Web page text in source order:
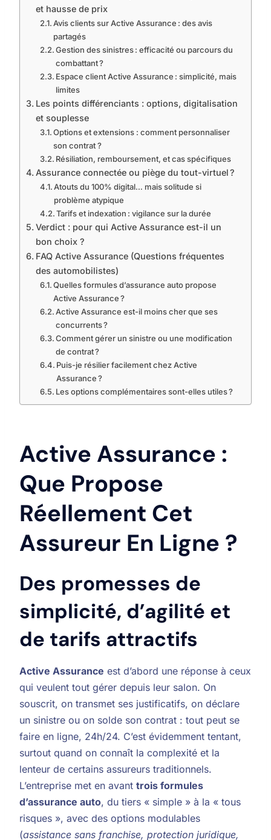
et hausse de prix
Avis clients sur Active Assurance : des avis
partagés
Gestion des sinistres : efficacité ou parcours du
combattant ?
Espace client Active Assurance : simplicité, mais
limites
Les points différenciants : options, digitalisation
et souplesse
Options et extensions : comment personnaliser
son contrat ?
Résiliation, remboursement, et cas spécifiques
Assurance connectée ou piège du tout-virtuel ?
Atouts du 100% digital… mais solitude si
problème atypique
Tarifs et indexation : vigilance sur la durée
Verdict : pour qui Active Assurance est-il un
bon choix ?
FAQ Active Assurance (Questions fréquentes
des automobilistes)
Quelles formules d’assurance auto propose
Active Assurance ?
Active Assurance est-il moins cher que ses
concurrents ?
Comment gérer un sinistre ou une modification
de contrat ?
Puis-je résilier facilement chez Active
Assurance ?
Les options complémentaires sont-elles utiles ?
Active Assurance :
Que Propose
Réellement Cet
Assureur En Ligne ?
Des promesses de
simplicité, d’agilité et
de tarifs attractifs
Active Assurance est d’abord une réponse à ceux
qui veulent tout gérer depuis leur salon. On
souscrit, on transmet ses justificatifs, on déclare
un sinistre ou on solde son contrat : tout peut se
faire en ligne, 24h/24. C’est évidemment tentant,
surtout quand on connaît la complexité et la
lenteur de certains assureurs traditionnels.
L’entreprise met en avant trois formules
d’assurance auto, du tiers « simple » à la « tous
risques », avec des options modulables
(assistance sans franchise, protection juridique,